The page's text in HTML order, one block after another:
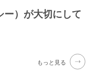
）が大切にして
もっと見る